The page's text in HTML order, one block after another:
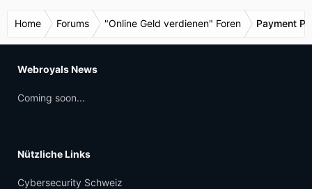
Home Forums "Online Geld verdienen" Foren Payment
Webroyals News
Coming soon...
Nützliche Links
Cybersecurity Schweiz